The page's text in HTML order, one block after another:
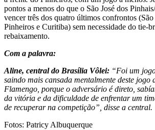
pontos a menos do que o São José dos
vencer três dos quatro últimos confrontos
Pinheiros e Curitiba) sem necessidade do tie-
rebaixamento.
Com a palavra:
Aline, central do Brasília Vôlei: “Foi um
saindo mais cansada mentalmente deste jogo
Flamengo, porque o adversário é direto,
da vitória e da dificuldade de enfrentar um
de recuperar na competição”, disse a central.
Fotos: Patricy Albuquerque